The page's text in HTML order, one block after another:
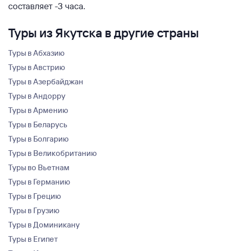
составляет -3 часа.
Туры из Якутска в другие страны
Туры в Абхазию
Туры в Австрию
Туры в Азербайджан
Туры в Андорру
Туры в Армению
Туры в Беларусь
Туры в Болгарию
Туры в Великобританию
Туры во Вьетнам
Туры в Германию
Туры в Грецию
Туры в Грузию
Туры в Доминикану
Туры в Египет